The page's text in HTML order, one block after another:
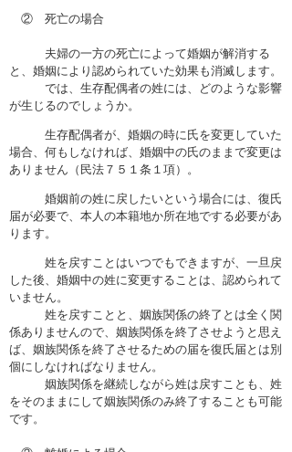
困ったときの法律知識
採用情報
② 死亡の場合
夫婦の一方の死亡によって婚姻が解消する
と、婚姻により認められていた効果も消滅します。
では、生存配偶者の姓には、どのような影響
が生じるのでしょうか。
生存配偶者が、婚姻の時に氏を変更していた
場合、何もしなければ、婚姻中の氏のままで変更は
ありません（民法７５１条１項）。
婚姻前の姓に戻したいという場合には、復氏
届が必要で、本人の本籍地か所在地でする必要があ
ります。
姓を戻すことはいつでもできますが、一旦戻
した後、婚姻中の姓に変更することは、認められて
いません。
姓を戻すことと、姻族関係の終了とは全く関
係ありませんので、姻族関係を終了させようと思え
ば、姻族関係を終了させるための届を復氏届とは別
個にしなければなりません。
姻族関係を継続しながら姓は戻すことも、姓
をそのままにして姻族関係のみ終了することも可能
です。